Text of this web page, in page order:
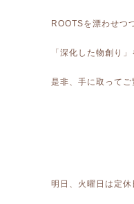
ROOTSを漂わせつ
「深化した物創り
是非、手に取ってご
明日、火曜日は定休